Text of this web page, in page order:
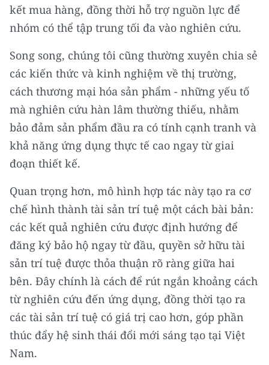
kết mua hàng, đồng thời hỗ trợ nguồn lực để
nhóm có thể tập trung tối đa vào nghiên cứu.
Song song, chúng tôi cũng thường xuyên chia sẻ
các kiến thức và kinh nghiệm về thị trường,
cách thương mại hóa sản phẩm - những yếu tố
mà nghiên cứu hàn lâm thường thiếu, nhằm
bảo đảm sản phẩm đầu ra có tính cạnh tranh và
khả năng ứng dụng thực tế cao ngay từ giai
đoạn thiết kế.
Quan trọng hơn, mô hình hợp tác này tạo ra cơ
chế hình thành tài sản trí tuệ một cách bài bản:
các kết quả nghiên cứu được định hướng để
đăng ký bảo hộ ngay từ đầu, quyền sở hữu tài
sản trí tuệ được thỏa thuận rõ ràng giữa hai
bên. Đây chính là cách để rút ngắn khoảng cách
từ nghiên cứu đến ứng dụng, đồng thời tạo ra
các tài sản trí tuệ có giá trị cao hơn, góp phần
thúc đẩy hệ sinh thái đổi mới sáng tạo tại Việt
Nam.